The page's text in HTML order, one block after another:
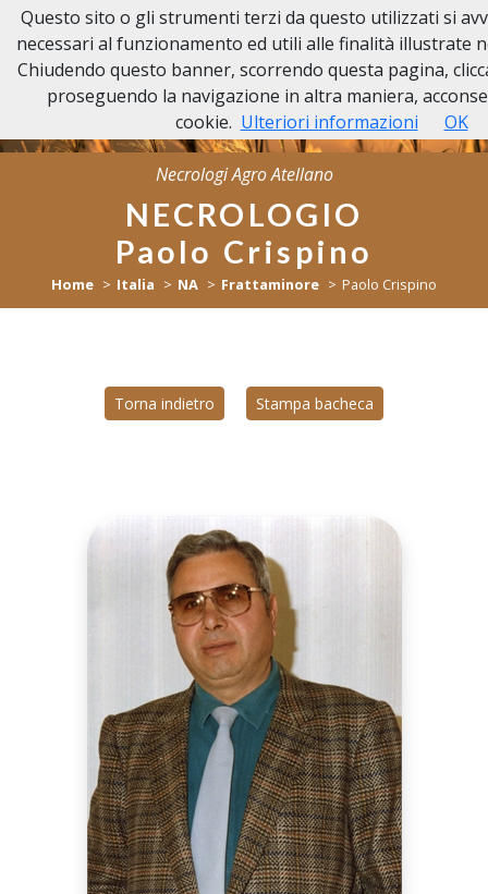
NECROLOGI
AGRO ATELLANO
Necrologi Agro Atellano
NECROLOGIO
Paolo Crispino
Home Italia NA Frattaminore Paolo Crispino
Torna indietro Stampa bacheca
Questo sito o gli strumenti terzi da questo utilizzati si
necessari al funzionamento ed utili alle finalità illustrate
Chiudendo questo banner, scorrendo questa pagina,
proseguendo la navigazione in altra maniera,
cookie. Ulteriori informazioni OK